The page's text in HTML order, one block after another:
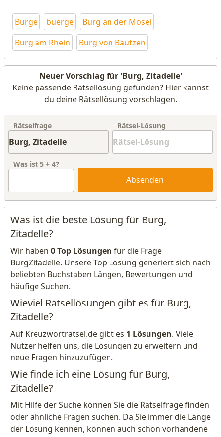
Bürge buerge
Burg an der Mosel
Burg am Rhein
Burg von Bautzen
Neuer Vorschlag für 'Burg, Zitadelle'
Keine passende Rätsellösung gefunden? Hier kannst
du deine Rätsellösung vorschlagen.
Rätselfrage Rätsel-Lösung
Was ist 5 + 4?
Absenden
Was ist die beste Lösung für Burg,
Zitadelle?
Wir haben 0 Top Lösungen für die Frage
BurgZitadelle. Unsere Top Lösung generiert sich nach
beliebten Buchstaben Längen, Bewertungen und
häufige Suchen.
Wieviel Rätsellösungen gibt es für Burg,
Zitadelle?
Auf Kreuzworträtsel.de gibt es 1 Lösungen. Viele
Nutzer helfen uns, die Lösungen zu erweitern und
neue Fragen hinzuzufügen.
Wie finde ich eine Lösung für Burg,
Zitadelle?
Mit Hilfe der Suche können Sie die Rätselfrage finden
oder ähnliche Fragen suchen. Da Sie immer die Länge
der Lösung kennen, können auch schon vorhandene